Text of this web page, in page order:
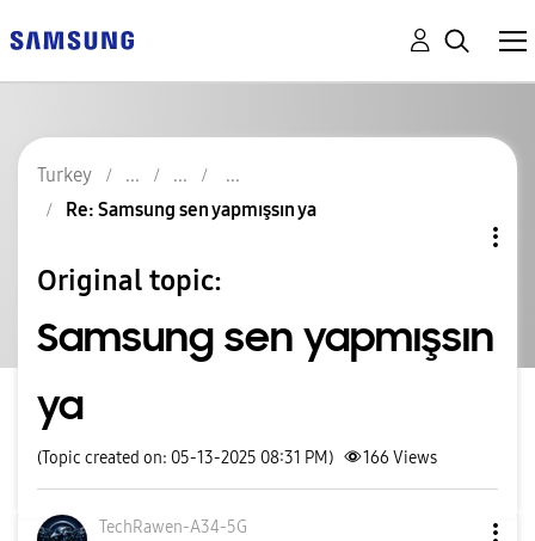
Turkey
Re: Samsung sen yapmışsın ya
Original topic:
Samsung sen yapmışsın
ya
(Topic created on: 05-13-2025 08:31 PM) 166 Views
TechRawen-A34-5G